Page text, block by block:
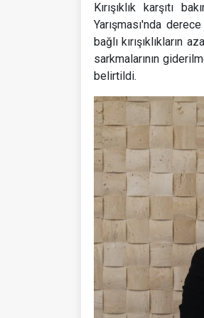
Kırışıklık karşıtı
Yarışması'nda
bağlı kırışıklıkların
sarkmalarının
belirtildi.